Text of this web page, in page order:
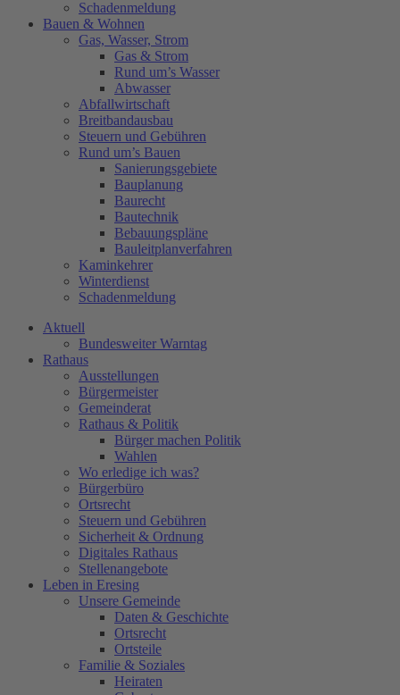
Schadenmeldung
Bauen & Wohnen
Gas, Wasser, Strom
Gas & Strom
Rund um’s Wasser
Abwasser
Abfallwirtschaft
Breitbandausbau
Steuern und Gebühren
Rund um’s Bauen
Sanierungsgebiete
Bauplanung
Baurecht
Bautechnik
Bebauungspläne
Bauleitplanverfahren
Kaminkehrer
Winterdienst
Schadenmeldung
Aktuell
Bundesweiter Warntag
Rathaus
Ausstellungen
Bürgermeister
Gemeinderat
Rathaus & Politik
Bürger machen Politik
Wahlen
Wo erledige ich was?
Bürgerbüro
Ortsrecht
Steuern und Gebühren
Sicherheit & Ordnung
Digitales Rathaus
Stellenangebote
Leben in Eresing
Unsere Gemeinde
Daten & Geschichte
Ortsrecht
Ortsteile
Familie & Soziales
Heiraten